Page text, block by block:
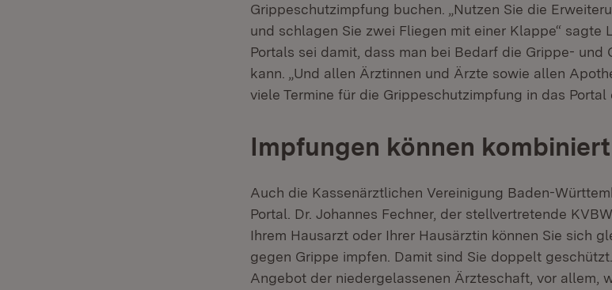
Grippeschutzimpfung buchen. „Nutzen Sie die
und schlagen Sie zwei Fliegen mit einer Klappe“ sagte
Portals sei damit, dass man bei Bedarf die Grippe- und
kann. „Und allen Ärztinnen und Ärzte sowie allen
viele Termine für die Grippeschutzimpfung in das Portal
Impfungen können
Auch die Kassenärztlichen Vereinigung Baden-
Portal. Dr. Johannes Fechner, der stellvertretende
Ihrem Hausarzt oder Ihrer Hausärztin können Sie sich
gegen Grippe impfen. Damit sind Sie doppelt
Angebot der niedergelassenen Ärzteschaft, vor allem,